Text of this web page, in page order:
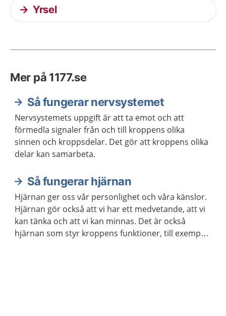
Yrsel
Mer på 1177.se
Så fungerar nervsystemet
Nervsystemets uppgift är att ta emot och att
förmedla signaler från och till kroppens olika
sinnen och kroppsdelar. Det gör att kroppens olika
delar kan samarbeta.
Så fungerar hjärnan
Hjärnan ger oss vår personlighet och våra känslor.
Hjärnan gör också att vi har ett medvetande, att vi
kan tänka och att vi kan minnas. Det är också
hjärnan som styr kroppens funktioner, till exempel